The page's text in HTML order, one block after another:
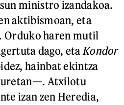
ministro izandakoa.
aktibismoan, eta
Orduko haren mutil
dago, eta Kondor
hainbat ekintza
Atxilotu
izan zen Heredia,